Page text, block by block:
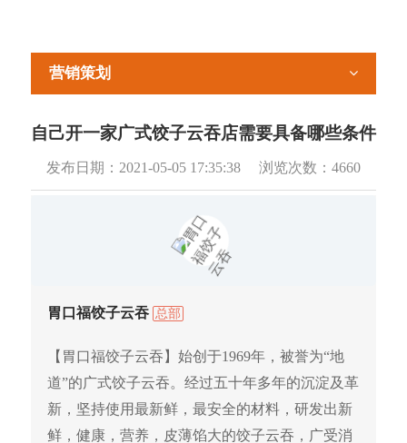
营销策划
自己开一家广式饺子云吞店需要具备哪些条件
发布日期： 2021-05-05 17:35:38 浏览次数： 4660
胃口福饺子云吞 总部
【胃口福饺子云吞】始创于1969年，被誉为“地
道”的广式饺子云吞。经过五十年多年的沉淀及革
新，坚持使用最新鲜，最安全的材料，研发出新
鲜，健康，营养，皮薄馅大的饺子云吞，广受消